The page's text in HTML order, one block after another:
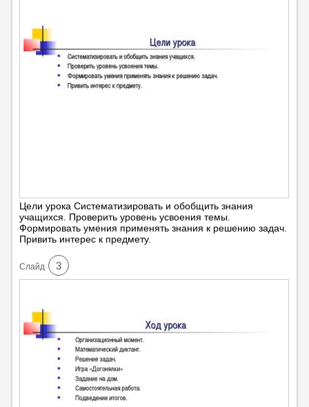
Цели урока Систематизировать и обобщить знания
учащихся. Проверить уровень усвоения темы.
Формировать умения применять знания к решению задач.
Привить интерес к предмету.
Cлайд 3